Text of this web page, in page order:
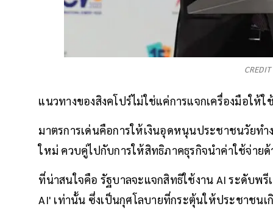
CREDIT
แนวทางของสิงคโปร์ไม่ใช่แค่การแจกเครื่องมือให้
มาตรการเด่นคือการให้เงินอุดหนุนประชาชนวัยท
ใหม่ ควบคู่ไปกับการให้สิทธิภาคธุรกิจนำค่าใช้จ่าย
ที่น่าสนใจคือ รัฐบาลจะแจกสิทธิใช้งาน AI ระดับพ
AI' เท่านั้น ซึ่งเป็นกุศโลบายที่กระตุ้นให้ประชาชนเ